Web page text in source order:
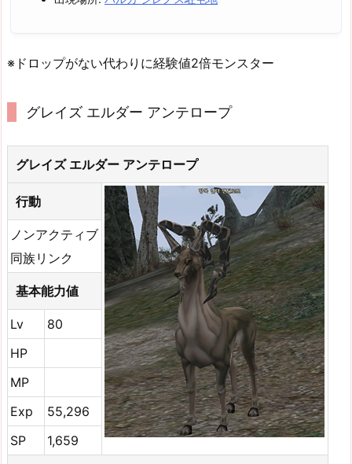
※ドロップがない代わりに経験値2倍モンスター
グレイズ エルダー アンテロープ
グレイズ エルダー アンテロープ
行動
ノンアクティブ
同族リンク
基本能力値
Lv
80
HP
MP
Exp
55,296
SP
1,659